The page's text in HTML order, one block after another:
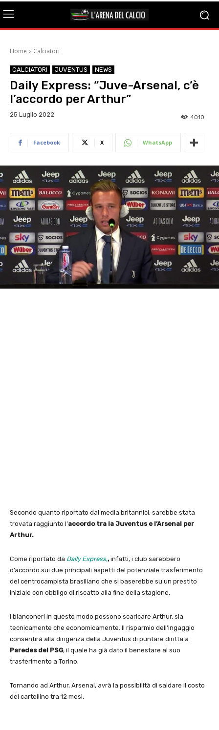
Home Calciatori
CALCIATORI JUVENTUS NEWS
Daily Express: “Juve-Arsenal, c’è
l’accordo per Arthur”
25 Luglio 2022 4010
Facebook X WhatsApp
Secondo quanto riportato dai media britannici, sarebbe stata
trovata raggiunto l’accordo tra la Juventus e l’Arsenal per
Arthur.
Come riportato da Daily Express,,infatti, i club sarebbero
d’accordo sui due principali aspetti del potenziale trasferimento
del centrocampista brasiliano che si baserebbe su un prestito
iniziale con obbligo di riscatto alla fine della stagione.
I bianconeri in questo modo possono scaricare Arthur, sia
tecnicamente che economicamente. Il risparmio dell’ingaggio
consentirà alla dirigenza della Juventus di puntare diritta a
Paredes del PSG, il quale ha già dato il benestare al suo
trasferimento a Torino.
Tornando ad Arthur, Arsenal, avrà la possibilità di saldare il costo
del cartellino tra 12 mesi.